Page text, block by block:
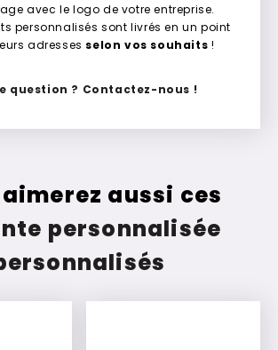
avec le logo de votre entreprise.
personnalisés sont livrés en un point
adresses selon vos souhaits !
question ? Contactez-nous !
aussi ces
personnalisée